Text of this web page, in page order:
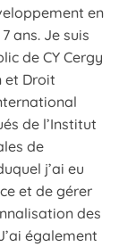
en
ans. Je suis
de CY Cergy
et Droit
de l’Institut
de
j’ai eu
et de gérer
des
également